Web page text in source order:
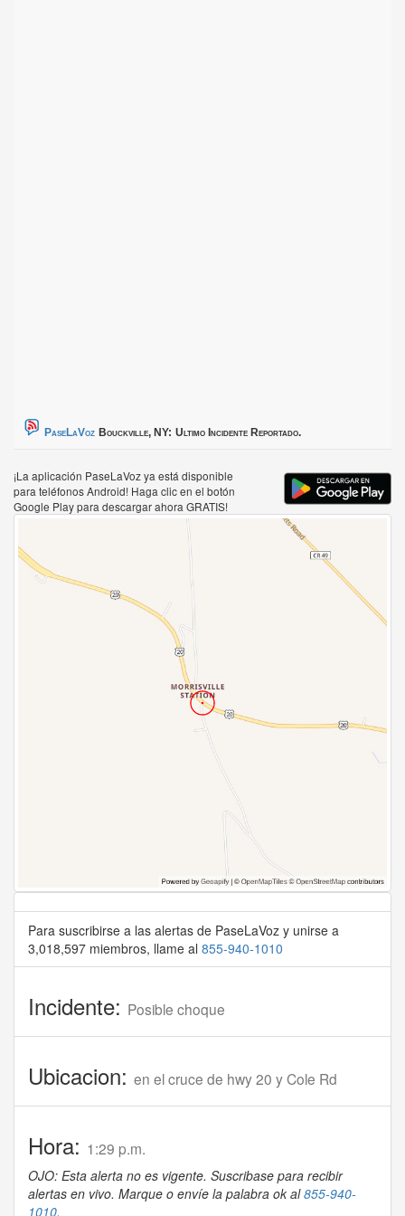
PaseLaVoz Bouckville, NY: Ultimo Incidente Reportado.
¡La aplicación PaseLaVoz ya está disponible
para teléfonos Android! Haga clic en el botón
Google Play para descargar ahora GRATIS!
Para suscribirse a las alertas de PaseLaVoz y unirse a
3,018,597 miembros, llame al 855-940-1010
Incidente: Posible choque
Ubicacion: en el cruce de hwy 20 y Cole Rd
Hora: 1:29 p.m.
OJO: Esta alerta no es vigente. Suscribase para recibir
alertas en vivo. Marque o envíe la palabra ok al855-940-
1010.